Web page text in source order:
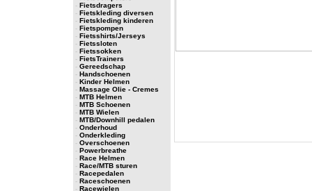
- Fietsdragers
- Fietskleding diversen
- Fietskleding kinderen
- Fietspompen
- Fietsshirts/Jerseys
- Fietssloten
- Fietssokken
- FietsTrainers
- Gereedschap
- Handschoenen
- Kinder Helmen
- Massage Olie - Cremes
- MTB Helmen
- MTB Schoenen
- MTB Wielen
- MTB/Downhill pedalen
- Onderhoud
- Onderkleding
- Overschoenen
- Powerbreathe
- Race Helmen
- Race/MTB sturen
- Racepedalen
- Raceschoenen
- Racewielen